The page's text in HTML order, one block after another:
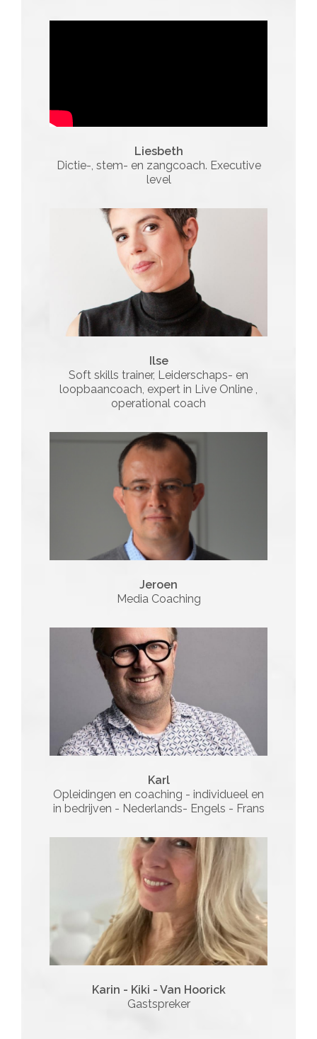
Liesbeth
Dictie-, stem- en zangcoach. Executive
level
Ilse
Soft skills trainer, Leiderschaps- en
loopbaancoach, expert in Live Online ,
operational coach
Jeroen
Media Coaching
Karl
Opleidingen en coaching - individueel en
in bedrijven - Nederlands- Engels - Frans
Karin - Kiki - Van Hoorick
Gastspreker